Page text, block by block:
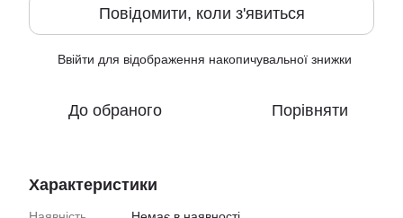
Повідомити, коли з'явиться
Ввійти для відображення накопичувальної знижки
До обраного Порівняти
Характеристики